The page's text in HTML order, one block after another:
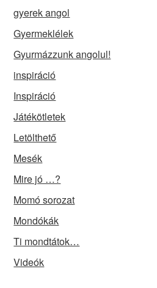
gyerek angol
Gyermeklélek
Gyurmázzunk angolul!
inspiráció
Inspiráció
Játékötletek
Letölthető
Mesék
Mire jó …?
Momó sorozat
Mondókák
Ti mondtátok…
Videók